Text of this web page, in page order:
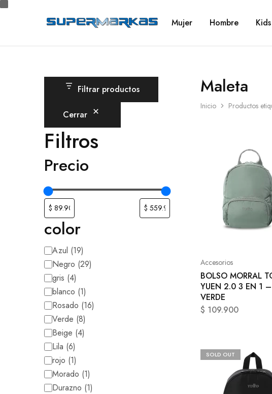
SuperMarkas
Ropa
Envío
Mujer Hombre Kids
Maleta
Inicio Productos
Accesorios
BOLSO MORRAL
YUEN 2.0 3 EN 1 –
VERDE
$ 109.900
SOLD OUT
Filtrar productos
Cerrar
Filtros
Precio
color
Azul (19)
Negro (29)
gris (4)
blanco (1)
Rosado (16)
Verde (8)
Beige (4)
Lila (6)
rojo (1)
Morado (1)
Durazno (1)